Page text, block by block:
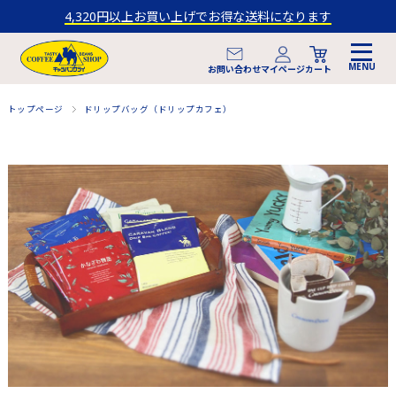
4,320円以上お買い上げでお得な送料になります
お問い合わせマイページカート
トップページ ドリップバッグ（ドリップカフェ）